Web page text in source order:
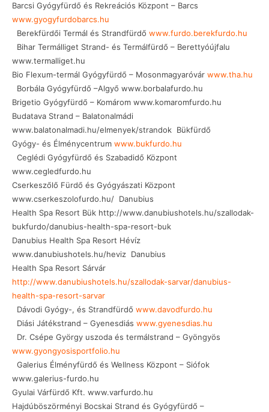
Barcsi Gyógyfürdő és Rekreációs Központ – Barcs
www.gyogyfurdobarcs.hu
Berekfürdői Termál és Strandfürdő www.furdo.berekfurdo.hu
Bihar Termálliget Strand- és Termálfürdő – Berettyóújfalu
www.termalliget.hu
Bio Flexum-termál Gyógyfürdő – Mosonmagyaróvár www.tha.hu
Borbála Gyógyfürdő –Algyő www.borbalafurdo.hu
Brigetio Gyógyfürdő – Komárom www.komaromfurdo.hu
Budatava Strand – Balatonalmádi
www.balatonalmadi.hu/elmenyek/strandok Bükfürdő
Gyógy- és Élménycentrum www.bukfurdo.hu
Ceglédi Gyógyfürdő és Szabadidő Központ
www.cegledfurdo.hu
Cserkeszőlő Fürdő és Gyógyászati Központ
www.cserkeszolofurdo.hu/ Danubius
Health Spa Resort Bük http://www.danubiushotels.hu/szallodak-
bukfurdo/danubius-health-spa-resort-buk
Danubius Health Spa Resort Hévíz
www.danubiushotels.hu/heviz Danubius
Health Spa Resort Sárvár
http://www.danubiushotels.hu/szallodak-sarvar/danubius-
health-spa-resort-sarvar
Dávodi Gyógy-, és Strandfürdő www.davodfurdo.hu
Diási Játékstrand – Gyenesdiás www.gyenesdias.hu
Dr. Csépe György uszoda és termálstrand – Gyöngyös
www.gyongyosisportfolio.hu
Galerius Élményfürdő és Wellness Központ – Siófok
www.galerius-furdo.hu
Gyulai Várfürdő Kft. www.varfurdo.hu
Hajdúböszörményi Bocskai Strand és Gyógyfürdő –